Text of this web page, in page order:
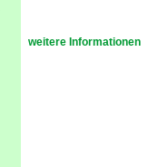
weitere Informationen